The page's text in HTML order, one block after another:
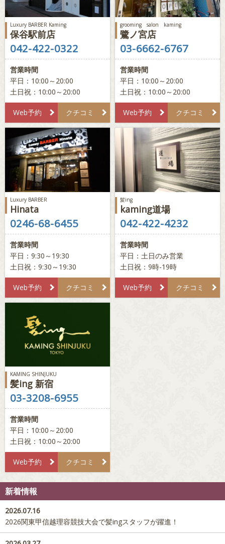
Luxury BARBER Kaming
保谷駅前店
042-422-0322
営業時間
平日：10:00～20:00
土日祝：10:00～20:00
Web予約 クチコミ
grooming salon kaming
鷺ノ宮店
03-6662-6767
営業時間
平日：10:00～20:00
土日祝：10:00～20:00
Web予約 クチコミ
Luxury BARBER
Hinata
0246-68-6455
営業時間
平日：9:30～19:30
土日祝：9:30～19:30
Web予約 クチコミ
髪ing
kaming道場
042-422-4232
営業時間
平日：土日のみ営業
土日祝：9時-19時
Web予約 クチコミ
KAMING SHINJUKU
髪ing 新宿
03-3208-6955
営業時間
平日：10:00～20:00
土日祝：10:00～20:00
Web予約 クチコミ
新着情報
2026.07.16
2026関東甲信越理容競技大会で髪ingスタッフが躍進！